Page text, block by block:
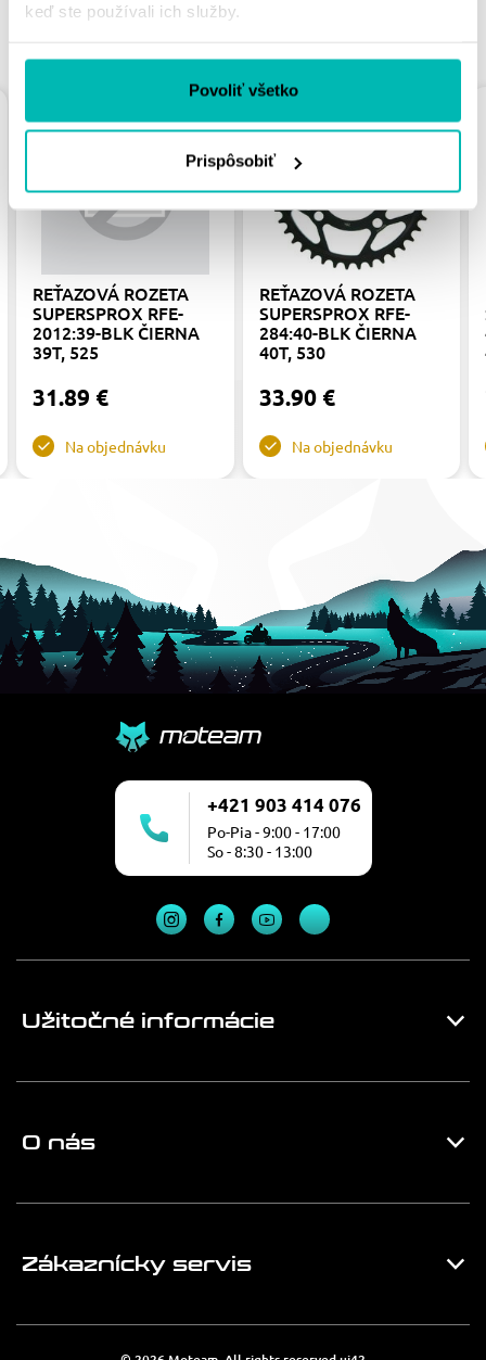
keď ste používali ich služby.
Povoliť všetko
Prispôsobiť
REŤAZOVÁ ROZETA
SUPERSPROX RFE-
2012:39-BLK ČIERNA
39T, 525
31.89 €
Na objednávku
REŤAZOVÁ ROZETA
SUPERSPROX RFE-
284:40-BLK ČIERNA
40T, 530
33.90 €
Na objednávku
+421 903 414 076
Po-Pia - 9:00 - 17:00
So - 8:30 - 13:00
Užitočné informácie
O nás
Zákaznícky servis